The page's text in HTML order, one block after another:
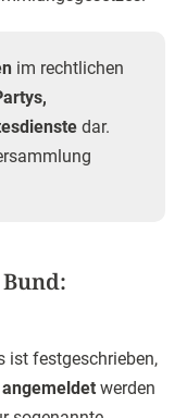
im rechtlichen
dar.
ist festgeschrieben,
werden